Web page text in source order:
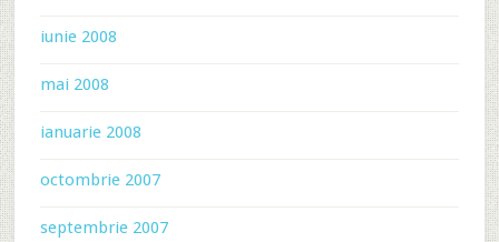
iunie 2008
mai 2008
ianuarie 2008
octombrie 2007
septembrie 2007